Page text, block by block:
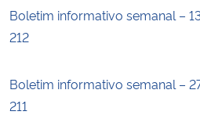
Boletim informativo semanal –
212
Boletim informativo semanal –
211